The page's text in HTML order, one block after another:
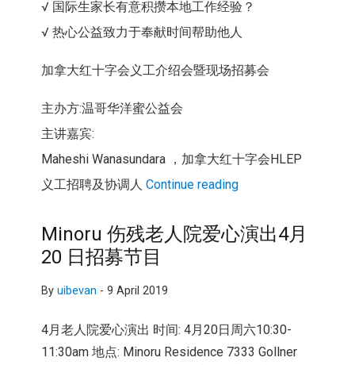
√ 国际生家长有意积攒本地工作经验？
√ 热心公益致力于奉献时间帮助他人
加拿大红十字会义工介绍会暨现场招募会
主办方:温哥华洋蜜公益会
主讲嘉宾:
Maheshi Wanasundara ，加拿大红十字会HLEP
义工招聘及协调人 Continue reading
Minoru 伤残老人院爱心演出4月
20 日招募节目
By uibevan - 9 April 2019
4月老人院爱心演出 时间: 4月20日周六10:30-
11:30am 地点: Minoru Residence 7333 Gollner